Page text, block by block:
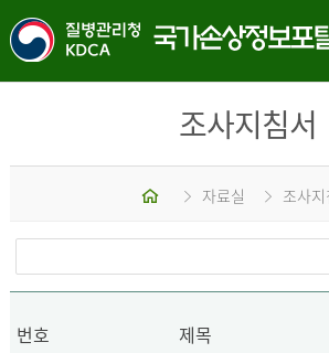
조사지침서
홈 자료실 조사지
번호 제목